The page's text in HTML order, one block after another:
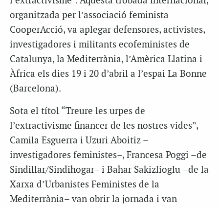
organitzada per l’associació feminista
CooperAcció, va aplegar defensores, activistes,
investigadores i militants ecofeministes de
Catalunya, la Mediterrània, l’Amèrica Llatina i
Àfrica els dies 19 i 20 d’abril a l’espai La Bonne
(Barcelona).
Sota el títol “Treure les urpes de
l’extractivisme financer de les nostres vides”,
Camila Esguerra i Uzuri Aboitiz –
investigadores feministes–, Francesa Poggi –de
Sindillar/Sindihogar– i Bahar Sakizlioglu –de la
Xarxa d’Urbanistes Feministes de la
Mediterrània– van obrir la jornada i van